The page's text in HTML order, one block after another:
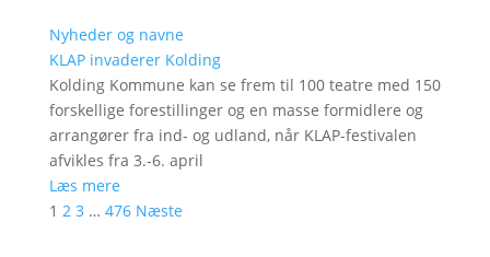
Nyheder og navne
KLAP invaderer Kolding
Kolding Kommune kan se frem til 100 teatre med 150
forskellige forestillinger og en masse formidlere og
arrangører fra ind- og udland, når KLAP-festivalen
afvikles fra 3.-6. april
Læs mere
1 2 3 … 476 Næste